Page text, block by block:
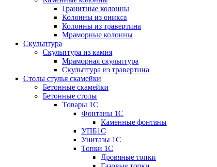
Гранитные колонны
Колонны из оникса
Колонны из травертина
Мраморные колонны
Скульптура
Скульптура из камня
Мраморная скульптура
Скульптура из травертина
Столы стулья скамейки
Бетонные скамейки
Бетонные столы
Tовары 1C
Фонтаны 1C
Каменные фонтаны
УПБ1С
Унитазы 1С
Топки 1С
Дровяные топки